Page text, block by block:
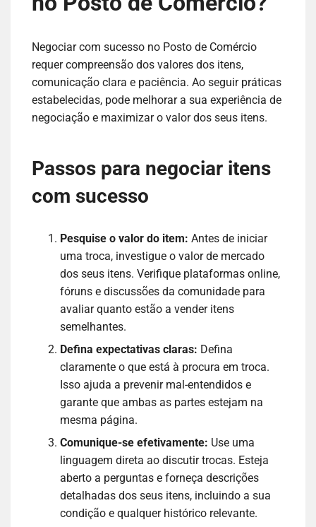
Negociar com sucesso no Posto de Comércio
requer compreensão dos valores dos itens,
comunicação clara e paciência. Ao seguir práticas
estabelecidas, pode melhorar a sua experiência de
negociação e maximizar o valor dos seus itens.
Passos para negociar itens
com sucesso
Pesquise o valor do item: Antes de iniciar
uma troca, investigue o valor de mercado
dos seus itens. Verifique plataformas online,
fóruns e discussões da comunidade para
avaliar quanto estão a vender itens
semelhantes.
Defina expectativas claras: Defina
claramente o que está à procura em troca.
Isso ajuda a prevenir mal-entendidos e
garante que ambas as partes estejam na
mesma página.
Comunique-se efetivamente: Use uma
linguagem direta ao discutir trocas. Esteja
aberto a perguntas e forneça descrições
detalhadas dos seus itens, incluindo a sua
condição e qualquer histórico relevante.